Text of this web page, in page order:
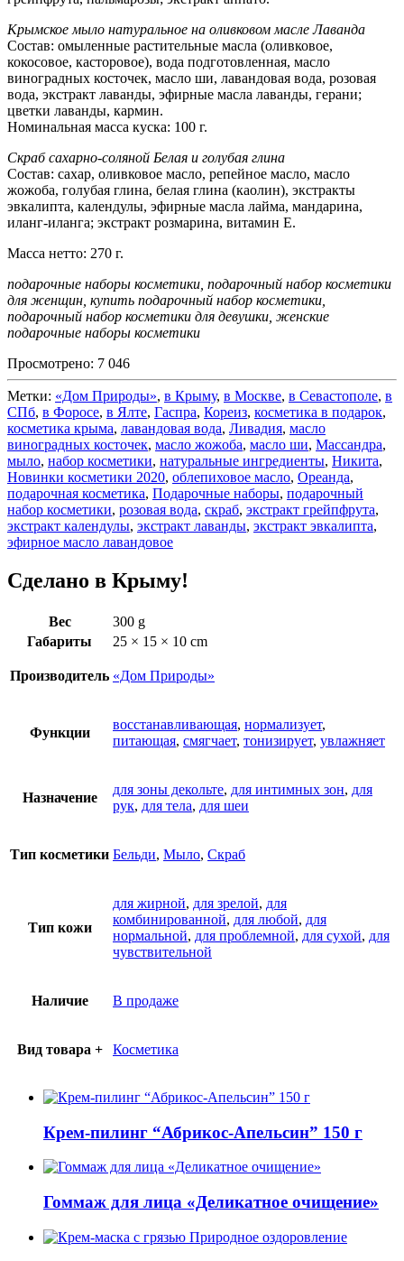
Крымское мыло натуральное на оливковом масле Лаванда
Состав: омыленные растительные масла (оливковое,
кокосовое, касторовое), вода подготовленная, масло
виноградных косточек, масло ши, лавандовая вода, розовая
вода, экстракт лаванды, эфирные масла лаванды, герани;
цветки лаванды, кармин.
Номинальная масса куска: 100 г.
Скраб сахарно-соляной Белая и голубая глина
Состав: сахар, оливковое масло, репейное масло, масло
жожоба, голубая глина, белая глина (каолин), экстракты
эвкалипта, календулы, эфирные масла лайма, мандарина,
иланг-иланга; экстракт розмарина, витамин Е.
Масса нетто: 270 г.
подарочные наборы косметики, подарочный набор косметики
для женщин, купить подарочный набор косметики,
подарочный набор косметики для девушки, женские
подарочные наборы косметики
Просмотрено: 7 046
Метки: «Дом Природы», в Крыму, в Москве, в Севастополе, в
СПб, в Форосе, в Ялте, Гаспра, Кореиз, косметика в подарок,
косметика крыма, лавандовая вода, Ливадия, масло
виноградных косточек, масло жожоба, масло ши, Массандра,
мыло, набор косметики, натуральные ингредиенты, Никита,
Новинки косметики 2020, облепиховое масло, Ореанда,
подарочная косметика, Подарочные наборы, подарочный
набор косметики, розовая вода, скраб, экстракт грейпфрута,
экстракт календулы, экстракт лаванды, экстракт эвкалипта,
эфирное масло лавандовое
Сделано в Крыму!
Вес
300 g
Габариты
25 × 15 × 10 cm
Производитель «Дом Природы»
Функции
восстанавливающая, нормализует,
питающая, смягчает, тонизирует, увлажняет
Назначение
для зоны декольте, для интимных зон, для
рук, для тела, для шеи
Тип косметики Бельди, Мыло, Скраб
Тип кожи
для жирной, для зрелой, для
комбинированной, для любой, для
нормальной, для проблемной, для сухой, для
чувствительной
Наличие В продаже
Вид товара + Косметика
Крем-пилинг “Абрикос-Апельсин” 150 г
Гоммаж для лица «Деликатное очищение»